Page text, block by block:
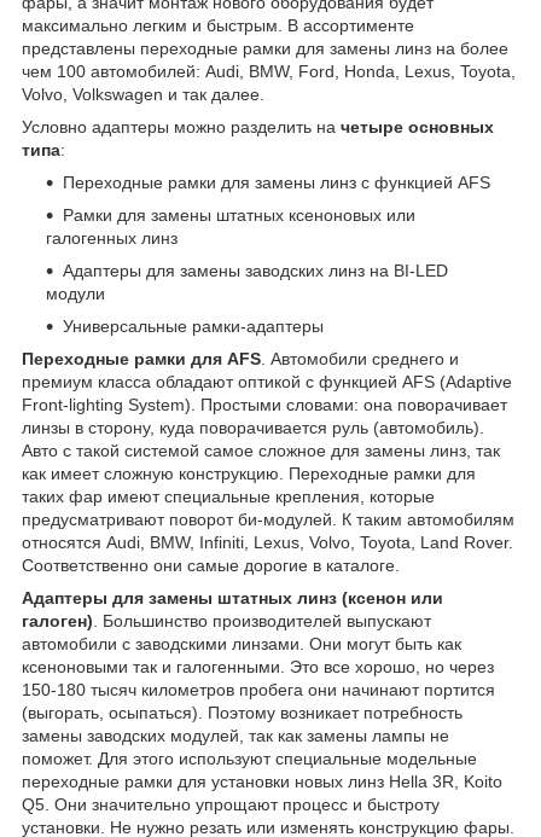
максимально легким и быстрым. В ассортименте
представлены переходные рамки для замены линз на более
чем 100 автомобилей: Audi, BMW, Ford, Honda, Lexus, Toyota,
Volvo, Volkswagen и так далее.
Условно адаптеры можно разделить на четыре основных
типа:
Переходные рамки для замены линз с функцией AFS
Рамки для замены штатных ксеноновых или
галогенных линз
Адаптеры для замены заводских линз на BI-LED
модули
Универсальные рамки-адаптеры
Переходные рамки для AFS. Автомобили среднего и
премиум класса обладают оптикой с функцией AFS (Adaptive
Front-lighting System). Простыми словами: она поворачивает
линзы в сторону, куда поворачивается руль (автомобиль).
Авто с такой системой самое сложное для замены линз, так
как имеет сложную конструкцию. Переходные рамки для
таких фар имеют специальные крепления, которые
предусматривают поворот би-модулей. К таким автомобилям
относятся Audi, BMW, Infiniti, Lexus, Volvo, Toyota, Land Rover.
Соответственно они самые дорогие в каталоге.
Адаптеры для замены штатных линз (ксенон или
галоген). Большинство производителей выпускают
автомобили с заводскими линзами. Они могут быть как
ксеноновыми так и галогенными. Это все хорошо, но через
150-180 тысяч километров пробега они начинают портится
(выгорать, осыпаться). Поэтому возникает потребность
замены заводских модулей, так как замены лампы не
поможет. Для этого используют специальные модельные
переходные рамки для установки новых линз Hella 3R, Koito
Q5. Они значительно упрощают процесс и быстроту
установки. Не нужно резать или изменять конструкцию фары.